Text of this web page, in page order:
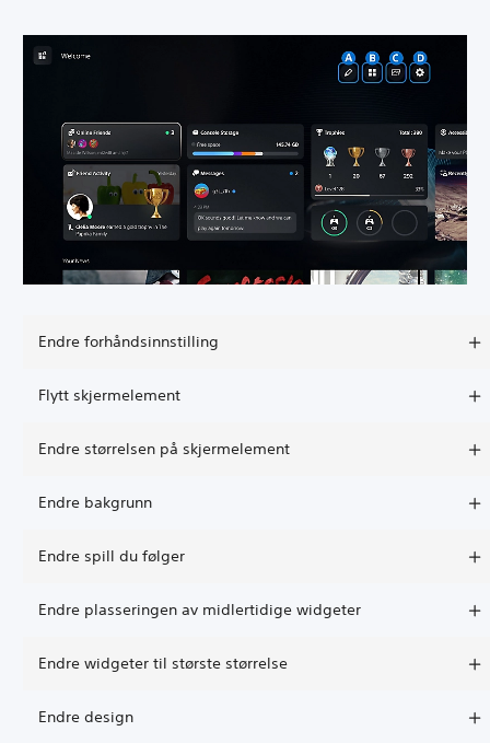
Endre forhåndsinnstilling
Flytt skjermelement
Endre størrelsen på skjermelement
Endre bakgrunn
Endre spill du følger
Endre plasseringen av midlertidige widgeter
Endre widgeter til største størrelse
Endre design